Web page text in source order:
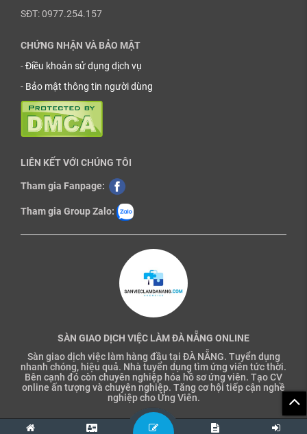
SĐT: 0977.254.157
CHỨNG NHẬN VÀ BẢO MẬT
-Điều khoản sử dụng dịch vụ
- Bảo mật thông tin người dùng
LIÊN KẾT VỚI CHÚNG TÔI
Tham gia Fanpage:
Tham gia Group Zalo:
SÀN GIAO DỊCH VIỆC LÀM ĐÀ NẴNG ONLINE
Sàn giao dịch việc làm hàng đầu tại ĐÀ NẴNG. Tuyển dụng
nhanh chóng, hiệu quả. Nhà tuyển dụng tìm ứng viên tức thời.
Bên cạnh đó còn chuyên nghiệp hóa hồ sơ ứng viên. Tạo CV
online ấn tượng và chuyên nghiệp. Tăng cơ hội tiếp cận nghề
nghiệp cho Ứng Viên.